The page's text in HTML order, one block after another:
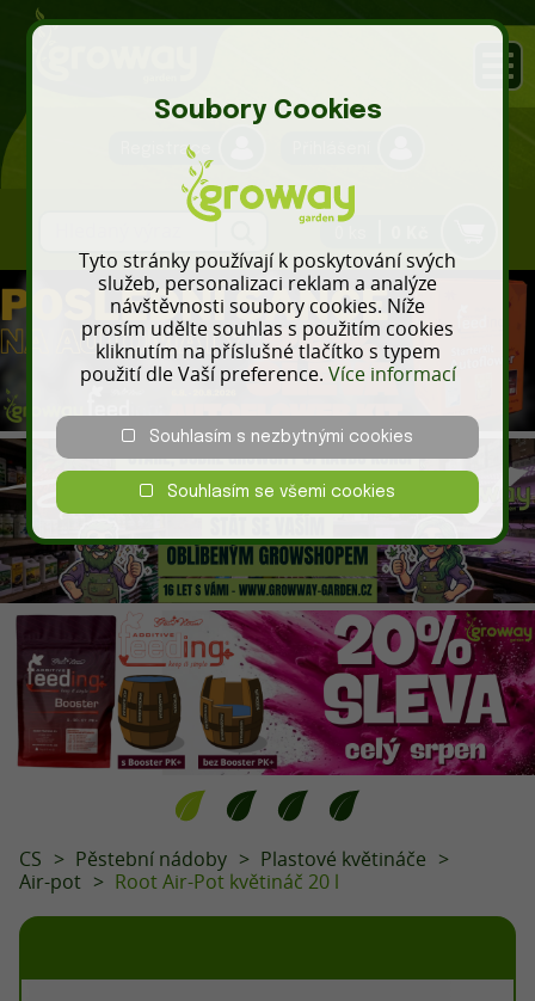
Soubory Cookies
Tyto stránky používají k poskytování svých
služeb, personalizaci reklam a analýze
návštěvnosti soubory cookies. Níže
prosím udělte souhlas s použitím cookies
kliknutím na příslušné tlačítko s typem
použití dle Vaší preference. Více informací
Souhlasím s nezbytnými cookies
Souhlasím se všemi cookies
Registrace
CS Pěstební nádoby
Plastové květináče
Air-pot
Root Air-Pot květináč 20 l